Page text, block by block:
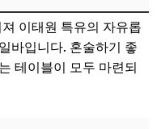
이태원 특유의 자유롭
바입니다. 혼술하기 좋
테이블이 모두 마련되